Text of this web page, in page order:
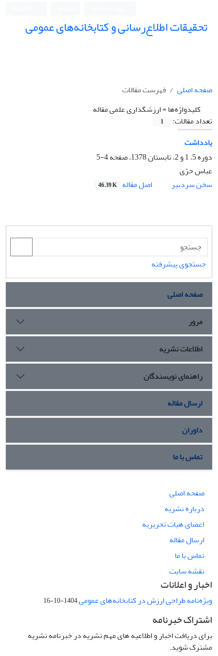
تحقیقات اطلاع‌رسانی و کتابخانه‌های عمومی
صفحه اصلی
فهرست مقالات
کلیدواژه‌ها =ارزشگذاری علمی مقاله
تعداد مقالات:
1
یادداشت
دوره 5، 1 و 2، تابستان 1378، صفحه
4-5
عباس حرّی
سخن سردبیر
اصل مقاله 46.39 K
جستجوی پیشرفته
صفحه اصلی
مرور
اطلاعات نشریه
راهنمای نویسندگان
ارسال مقاله
داوران
تماس با ما
صفحه اصلی
درباره نشریه
اعضای هیات تحریریه
ارسال مقاله
تماس با ما
نقشه سایت
اخبار و اعلانات
ویژه‌نامه طراحی ارزش در کتابخانه‌های عمومی1404-10-16
اشتراک خبرنامه
برای دریافت اخبار و اطلاعیه های مهم نشریه در خبرنامه نشریه
مشترک شوید.